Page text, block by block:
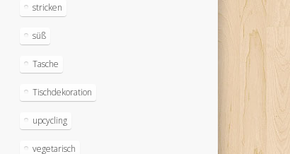
stricken
süß
Tasche
Tischdekoration
upcycling
vegetarisch